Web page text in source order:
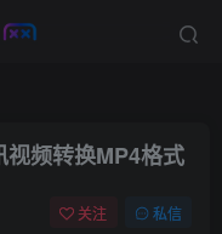
频转换MP4格式
关注 私信